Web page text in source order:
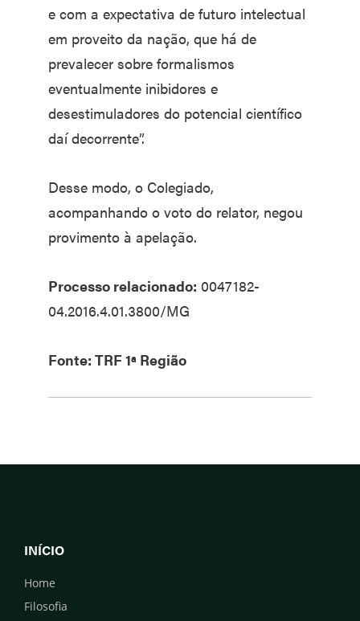
e com a expectativa de futuro intelectual
em proveito da nação, que há de
prevalecer sobre formalismos
eventualmente inibidores e
desestimuladores do potencial científico
daí decorrente”.
Desse modo, o Colegiado,
acompanhando o voto do relator, negou
provimento à apelação.
Processo relacionado: 0047182-
04.2016.4.01.3800/MG
Fonte: TRF 1ª Região
INÍCIO
Home
Filosofia